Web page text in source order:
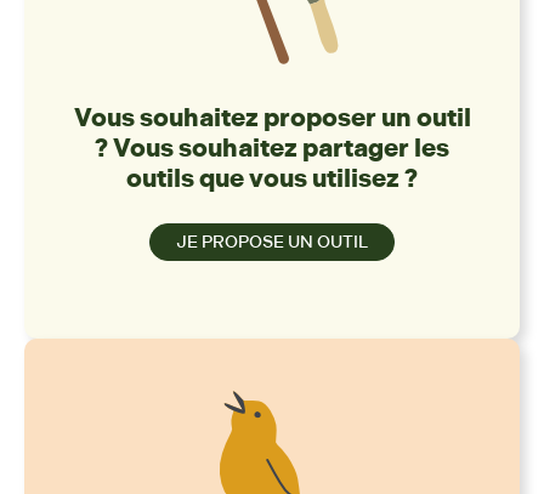
Vous souhaitez proposer un outil
? Vous souhaitez partager les
outils que vous utilisez ?
JE PROPOSE UN OUTIL